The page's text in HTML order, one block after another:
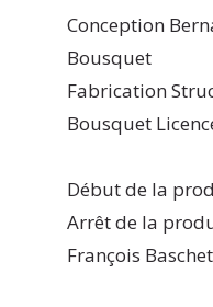
Conception
Bousquet
Fabrication
Bousquet
Début de la
Arrêt de la
François Baschet